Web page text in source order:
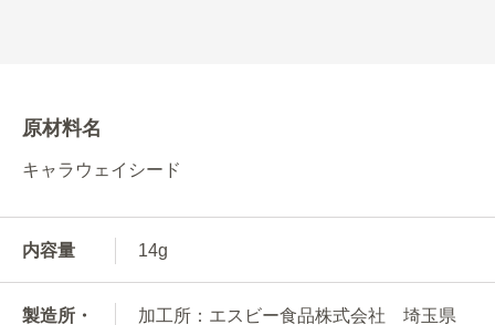
原材料名
キャラウェイシード
内容量 14g
製造所・
加工所：エスビー食品株式会社 埼玉県